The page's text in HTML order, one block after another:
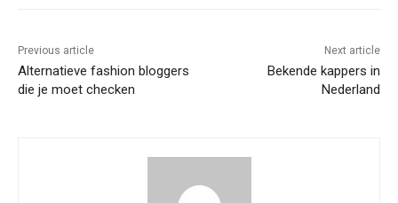
Previous article
Alternatieve fashion bloggers
die je moet checken
Next article
Bekende kappers in
Nederland